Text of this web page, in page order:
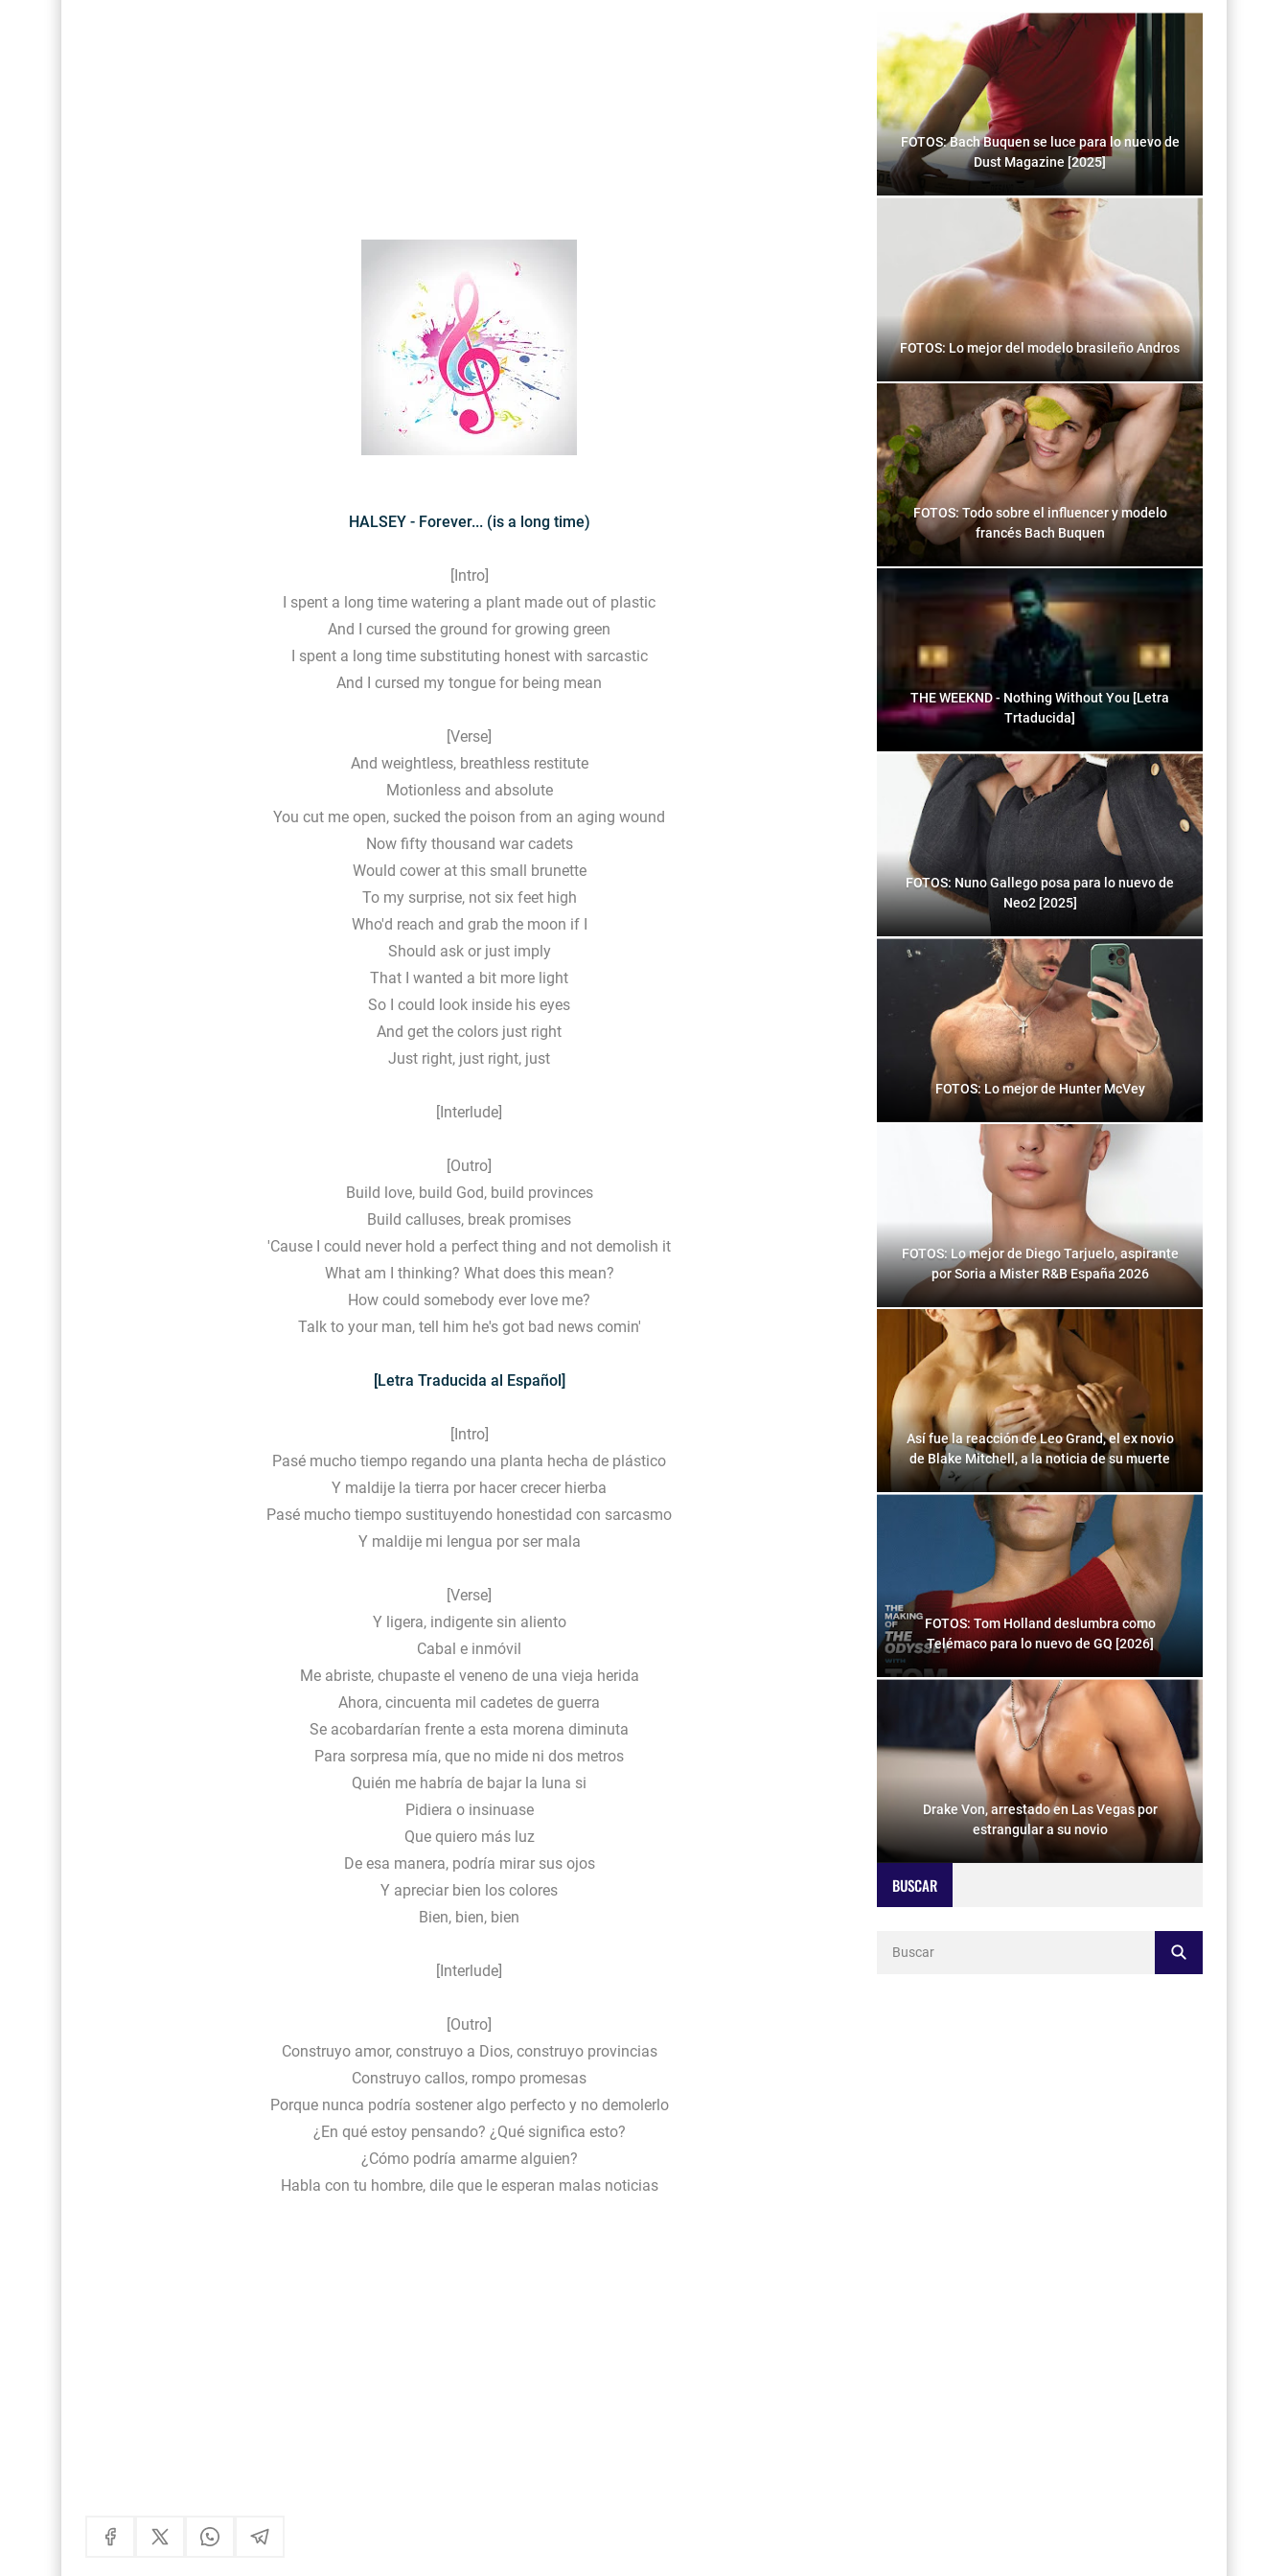
HALSEY - Forever... (is a long time)
[Intro]
I spent a long time watering a plant made out of plastic
And I cursed the ground for growing green
I spent a long time substituting honest with sarcastic
And I cursed my tongue for being mean
[Verse]
And weightless, breathless restitute
Motionless and absolute
You cut me open, sucked the poison from an aging wound
Now fifty thousand war cadets
Would cower at this small brunette
To my surprise, not six feet high
Who'd reach and grab the moon if I
Should ask or just imply
That I wanted a bit more light
So I could look inside his eyes
And get the colors just right
Just right, just right, just
[Interlude]
[Outro]
Build love, build God, build provinces
Build calluses, break promises
'Cause I could never hold a perfect thing and not demolish it
What am I thinking? What does this mean?
How could somebody ever love me?
Talk to your man, tell him he's got bad news comin'
[Letra Traducida al Español]
[Intro]
Pasé mucho tiempo regando una planta hecha de plástico
Y maldije la tierra por hacer crecer hierba
Pasé mucho tiempo sustituyendo honestidad con sarcasmo
Y maldije mi lengua por ser mala
[Verse]
Y ligera, indigente sin aliento
Cabal e inmóvil
Me abriste, chupaste el veneno de una vieja herida
Ahora, cincuenta mil cadetes de guerra
Se acobardarían frente a esta morena diminuta
Para sorpresa mía, que no mide ni dos metros
Quién me habría de bajar la luna si
Pidiera o insinuase
Que quiero más luz
De esa manera, podría mirar sus ojos
Y apreciar bien los colores
Bien, bien, bien
[Interlude]
[Outro]
Construyo amor, construyo a Dios, construyo provincias
Construyo callos, rompo promesas
Porque nunca podría sostener algo perfecto y no demolerlo
¿En qué estoy pensando? ¿Qué significa esto?
¿Cómo podría amarme alguien?
Habla con tu hombre, dile que le esperan malas noticias
FOTOS: Bach Buquen se luce para lo nuevo de
Dust Magazine [2025]
FOTOS: Lo mejor del modelo brasileño Andros
FOTOS: Todo sobre el influencer y modelo
francés Bach Buquen
THE WEEKND - Nothing Without You [Letra
Trtaducida]
FOTOS: Nuno Gallego posa para lo nuevo de
Neo2 [2025]
FOTOS: Lo mejor de Hunter McVey
FOTOS: Lo mejor de Diego Tarjuelo, aspirante
por Soria a Mister R&B España 2026
Así fue la reacción de Leo Grand, el ex novio
de Blake Mitchell, a la noticia de su muerte
FOTOS: Tom Holland deslumbra como
Telémaco para lo nuevo de GQ [2026]
Drake Von, arrestado en Las Vegas por
estrangular a su novio
BUSCAR